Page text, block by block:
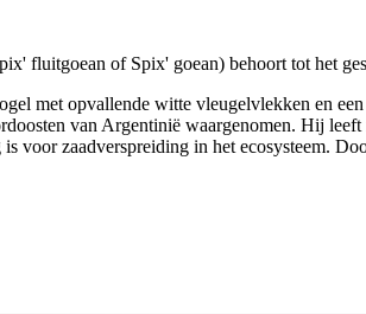
fluitgoean of Spix' goean) behoort tot het
met opvallende witte vleugelvlekken en
van Argentinië waargenomen. Hij
voor zaadverspreiding in het ecosysteem.